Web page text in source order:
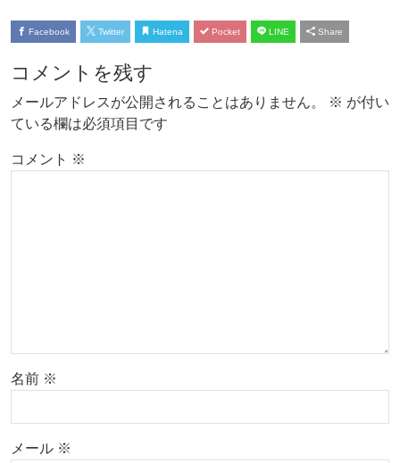
Facebook Twitter Hatena Pocket LINE Share
コメントを残す
メールアドレスが公開されることはありません。 ※ が付い
ている欄は必須項目です
コメント ※
名前 ※
メール ※